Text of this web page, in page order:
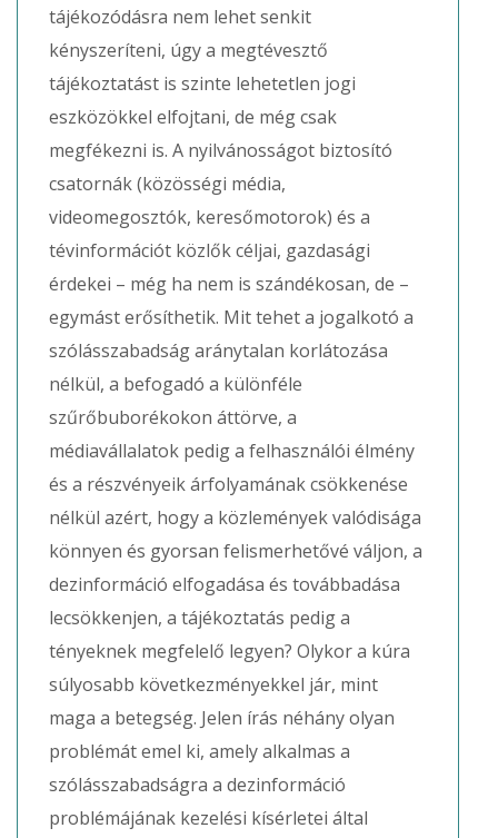
tájékozódásra nem lehet senkit
kényszeríteni, úgy a megtévesztő
tájékoztatást is szinte lehetetlen jogi
eszközökkel elfojtani, de még csak
megfékezni is. A nyilvánosságot biztosító
csatornák (közösségi média,
videomegosztók, keresőmotorok) és a
tévinformációt közlők céljai, gazdasági
érdekei – még ha nem is szándékosan, de –
egymást erősíthetik. Mit tehet a jogalkotó a
szólásszabadság aránytalan korlátozása
nélkül, a befogadó a különféle
szűrőbuborékokon áttörve, a
médiavállalatok pedig a felhasználói élmény
és a részvényeik árfolyamának csökkenése
nélkül azért, hogy a közlemények valódisága
könnyen és gyorsan felismerhetővé váljon, a
dezinformáció elfogadása és továbbadása
lecsökkenjen, a tájékoztatás pedig a
tényeknek megfelelő legyen? Olykor a kúra
súlyosabb következményekkel jár, mint
maga a betegség. Jelen írás néhány olyan
problémát emel ki, amely alkalmas a
szólásszabadságra a dezinformáció
problémájának kezelési kísérletei által